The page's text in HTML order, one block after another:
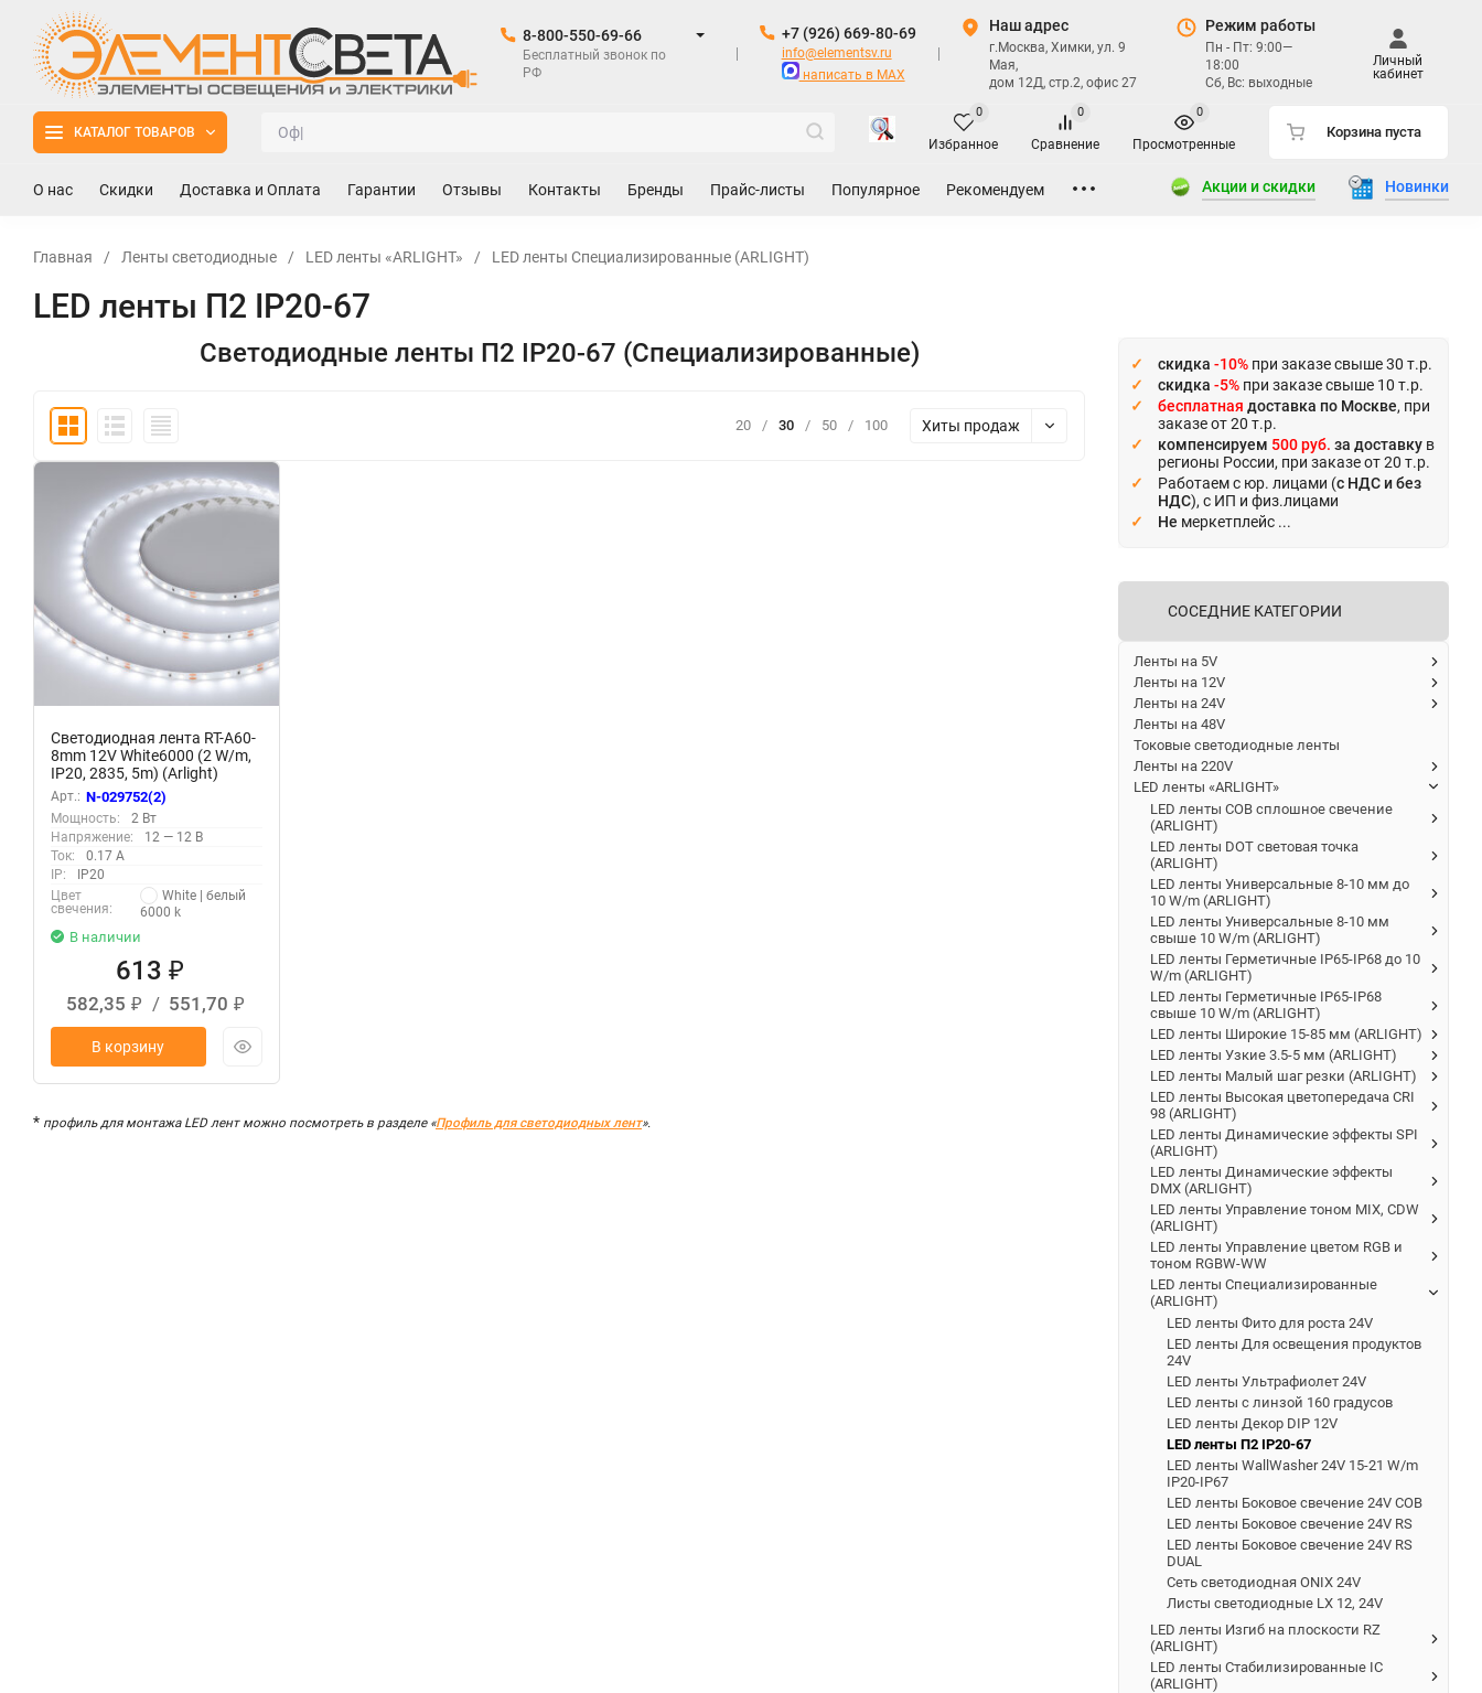
8-800-550-69-66
Бесплатный звонок по
РФ
+7 (926) 669-80-69
info@elementsv.ru
написать в MAX
Наш адрес
г.Москва, Химки, ул. 9
Мая,
дом 12Д, стр.2, офис 27
Режим работы
Пн - Пт: 9:00—
18:00
Сб, Вс: выходные
Личный
кабинет
КАТАЛОГ ТОВАРОВ
Избранное
0
Сравнение
0
Просмотренные
0
Корзина пуста
О нас Скидки Доставка и Оплата Гарантии Отзывы Контакты Бренды Прайс-листы Популярное Рекомендуем Акции и скидки Новинки
Главная / Ленты светодиодные / LED ленты «ARLIGHT» / LED ленты Специализированные (ARLIGHT)
LED ленты П2 IP20-67
Светодиодные ленты П2 IP20-67 (Специализированные)
20 / 30 / 50 / 100 Хиты продаж
Светодиодная лента RT-A60-
8mm 12V White6000 (2 W/m,
IP20, 2835, 5m) (Arlight)
Арт.: N-029752(2)
Мощность:
2 Вт
Напряжение:
12 — 12 В
Ток:
0.17 А
IP:
IP20
Цвет
свечения:
White | белый
6000 k
В наличии
613₽
582,35 ₽ / 551,70 ₽
В корзину
* профиль для монтажа LED лент можно посмотреть в разделе «Профиль для светодиодных лент».
скидка -10% при заказе свыше 30 т.р.
скидка -5% при заказе свыше 10 т.р.
бесплатная доставка по Москве, при
заказе от 20 т.р.
компенсируем 500 руб. за доставку в
регионы России, при заказе от 20 т.р.
Работаем с юр. лицами (с НДС и без
НДС), с ИП и физ.лицами
Не меркетплейс ...
СОСЕДНИЕ КАТЕГОРИИ
Ленты на 5V
Ленты на 12V
Ленты на 24V
Ленты на 48V
Токовые светодиодные ленты
Ленты на 220V
LED ленты «ARLIGHT»
LED ленты COB сплошное свечение
(ARLIGHT)
LED ленты DOT световая точка
(ARLIGHT)
LED ленты Универсальные 8-10 мм до
10 W/m (ARLIGHT)
LED ленты Универсальные 8-10 мм
свыше 10 W/m (ARLIGHT)
LED ленты Герметичные IP65-IP68 до 10
W/m (ARLIGHT)
LED ленты Герметичные IP65-IP68
свыше 10 W/m (ARLIGHT)
LED ленты Широкие 15-85 мм (ARLIGHT)
LED ленты Узкие 3.5-5 мм (ARLIGHT)
LED ленты Малый шаг резки (ARLIGHT)
LED ленты Высокая цветопередача CRI
98 (ARLIGHT)
LED ленты Динамические эффекты SPI
(ARLIGHT)
LED ленты Динамические эффекты
DMX (ARLIGHT)
LED ленты Управление тоном MIX, CDW
(ARLIGHT)
LED ленты Управление цветом RGB и
тоном RGBW-WW
LED ленты Специализированные
(ARLIGHT)
LED ленты Фито для роста 24V
LED ленты Для освещения продуктов
24V
LED ленты Ультрафиолет 24V
LED ленты с линзой 160 градусов
LED ленты Декор DIP 12V
LED ленты П2 IP20-67
LED ленты WallWasher 24V 15-21 W/m
IP20-IP67
LED ленты Боковое свечение 24V COB
LED ленты Боковое свечение 24V RS
LED ленты Боковое свечение 24V RS
DUAL
Сеть светодиодная ONIX 24V
Листы светодиодные LX 12, 24V
LED ленты Изгиб на плоскости RZ
(ARLIGHT)
LED ленты Стабилизированные IC
(ARLIGHT)